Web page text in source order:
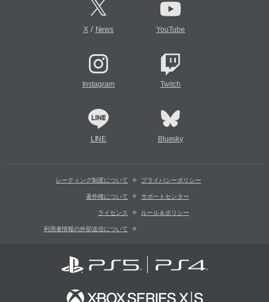
X/ News YouTube
Instagram Twitch
LINE Bluesky
レーティング制度について プライバシーポリシー
著作権について サポートセンター
ライセンス ルール＆ポリシー
利用者情報の外部送信について